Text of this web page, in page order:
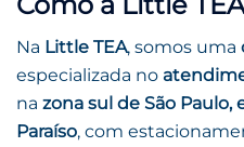
Na Little TEA, somos uma
especializada no
na zona sul de São
Paraíso, com